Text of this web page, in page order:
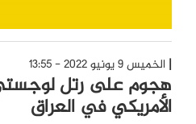
الخميس 9 يونيو 2022 - 13:55
هجوم على رتل
الأمريكي في العراق